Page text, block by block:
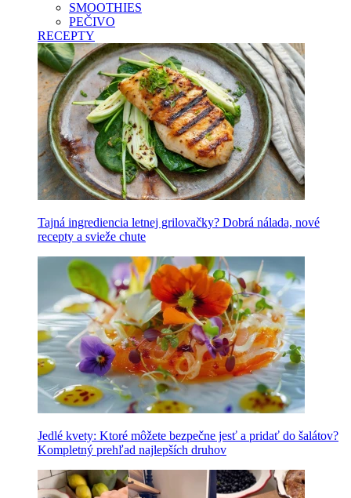
SMOOTHIES
PEČIVO
RECEPTY
Tajná ingrediencia letnej grilovačky? Dobrá nálada, nové
recepty a svieže chute
Jedlé kvety: Ktoré môžete bezpečne jesť a pridať do šalátov?
Kompletný prehľad najlepších druhov